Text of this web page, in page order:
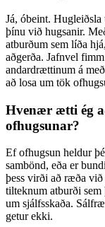
Já, óbeint.
þínu við hugsanir.
atburðum sem líða
aðgerða. Jafnvel
andardrættinum á
að losa um tök
Hvenær ætti ég
ofhugsunar?
Ef ofhugsun heldur
sambönd, eða er
þess virði að ræða
tilteknum atburði
um sjálfsskaða.
getur ekki.